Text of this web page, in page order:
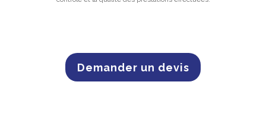
Demander un devis